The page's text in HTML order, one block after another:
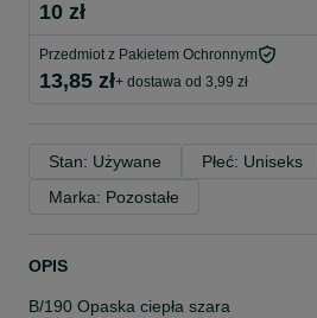
10 zł
Przedmiot z Pakietem Ochronnym
13,85 zł+ dostawa od 3,99 zł
Stan: Używane Płeć: Uniseks
Marka: Pozostałe
OPIS
B/190 Opaska ciepła szara